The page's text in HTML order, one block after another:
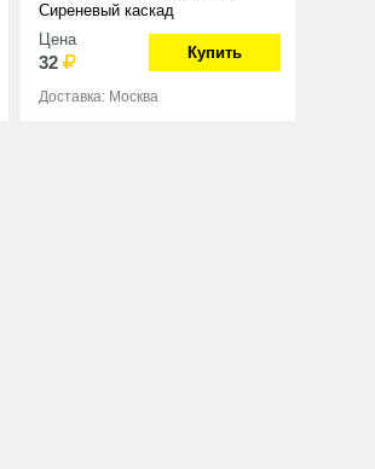
Сиреневый каскад
Цена
32 Купить
Доставка: Москва